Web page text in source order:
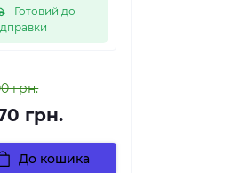
Готовий до
грн.
грн.
До кошика